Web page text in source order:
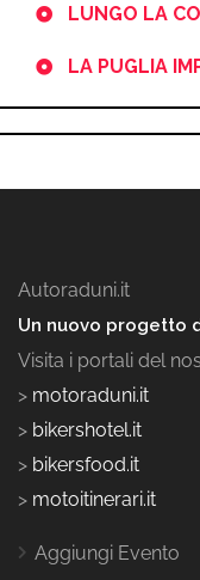
LUNGO LA
LA PUGLIA
Autoraduni.it
Un nuovo progetto
Visita i portali del
> motoraduni.it
> bikershotel.it
> bikersfood.it
> motoitinerari.it
Aggiungi Evento